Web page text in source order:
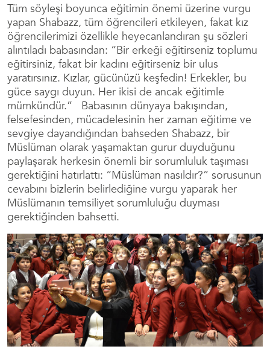
Tüm söyleşi boyunca eğitimin önemi üzerine vurgu
yapan Shabazz, tüm öğrencileri etkileyen, fakat kız
öğrencilerimizi özellikle heyecanlandıran şu sözleri
alıntıladı babasından: “Bir erkeği eğitirseniz toplumu
eğitirsiniz, fakat bir kadını eğitirseniz bir ulus
yaratırsınız. Kızlar, gücünüzü keşfedin! Erkekler, bu
güce saygı duyun. Her ikisi de ancak eğitimle
mümkündür.” Babasının dünyaya bakışından,
felsefesinden, mücadelesinin her zaman eğitime ve
sevgiye dayandığından bahseden Shabazz, bir
Müslüman olarak yaşamaktan gurur duyduğunu
paylaşarak herkesin önemli bir sorumluluk taşıması
gerektiğini hatırlattı: “Müslüman nasıldır?” sorusunun
cevabını bizlerin belirlediğine vurgu yaparak her
Müslümanın temsiliyet sorumluluğu duyması
gerektiğinden bahsetti.